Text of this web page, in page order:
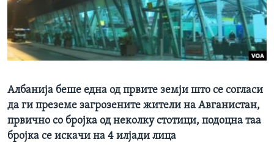
ИНТЕРВЈУА
Јазици
Албанија беше една од првите земји што се согласи
да ги преземе загрозените жители на Авганистан,
првично со бројка од неколку стотици, подоцна таа
бројка се искачи на 4 илјади лица